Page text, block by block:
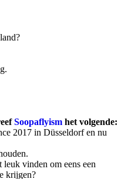
Soopaflyism het volgende:
2017 in Düsseldorf en nu
leuk vinden om eens een
krijgen?